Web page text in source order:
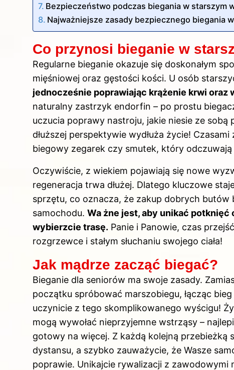
Bezpieczeństwo podczas biegania w starszym
Najważniejsze zasady bezpiecznego biegania
Co przynosi bieganie w
Regularne bieganie okazuje się doskonałym
mięśniowej oraz gęstości kości. U osób
jednocześnie poprawiając krążenie krwi oraz
naturalny zastrzyk endorfin – po prostu
uczucia poprawy nastroju, jakie niesie ze sobą
dłuższej perspektywie wydłuża życie!
biegowy zegarek czy smutek, który
Oczywiście, z wiekiem pojawiają się nowe
regeneracja trwa dłużej. Dlatego kluczowe
sprzętu, co oznacza, że zakup dobrych
samochodu. Wa żne jest, aby unikać potknięć
wybierzcie trasę. Panie i Panowie, czas
rozgrzewce i stałym słuchaniu swojego ciała!
Jak mądrze zacząć biegać?
Bieganie dla seniorów ma swoje zasady.
początku spróbować marszobiegu, łącząc
uczynicie z tego skomplikowanego wyścigu!
mogą wywołać nieprzyjemne wstrząsy –
gotowy na więcej. Z każdą kolejną przebieżką
dystansu, a szybko zauważycie, że Wasze
poprawie. Unikajcie rywalizacji z zawodowymi